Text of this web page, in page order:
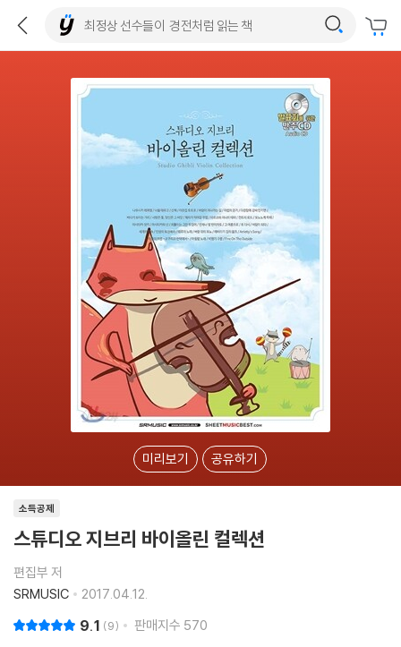
미리보기 공유하기
소득공제
스튜디오 지브리 바이올린 컬렉션
편집부 저
SRMUSIC
2017.04.12.
9.1 9 판매지수 570